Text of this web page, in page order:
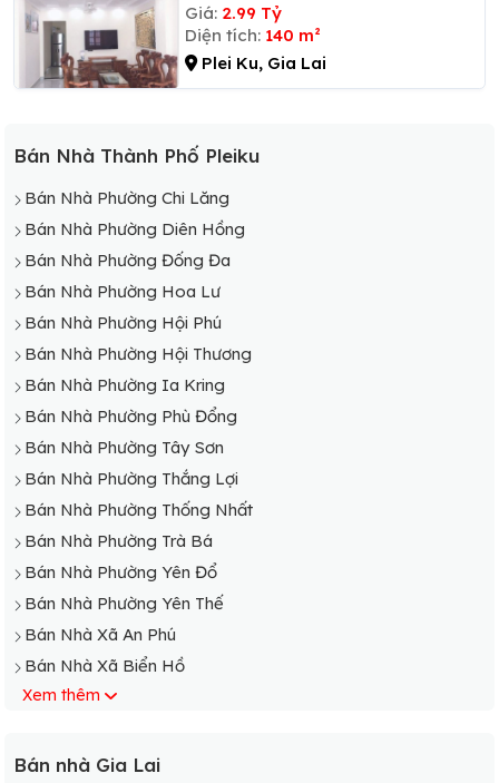
Giá: 2.99 Tỷ
Diện tích: 140 m²
Plei Ku, Gia Lai
Bán Nhà Thành Phố Pleiku
Bán Nhà Phường Chi Lăng
Bán Nhà Phường Diên Hồng
Bán Nhà Phường Đống Đa
Bán Nhà Phường Hoa Lư
Bán Nhà Phường Hội Phú
Bán Nhà Phường Hội Thương
Bán Nhà Phường Ia Kring
Bán Nhà Phường Phù Đổng
Bán Nhà Phường Tây Sơn
Bán Nhà Phường Thắng Lợi
Bán Nhà Phường Thống Nhất
Bán Nhà Phường Trà Bá
Bán Nhà Phường Yên Đổ
Bán Nhà Phường Yên Thế
Bán Nhà Xã An Phú
Bán Nhà Xã Biển Hồ
Bán Nhà Xã Chư Á
Bán Nhà Xã Diên Phú
Xem thêm
Bán nhà Gia Lai